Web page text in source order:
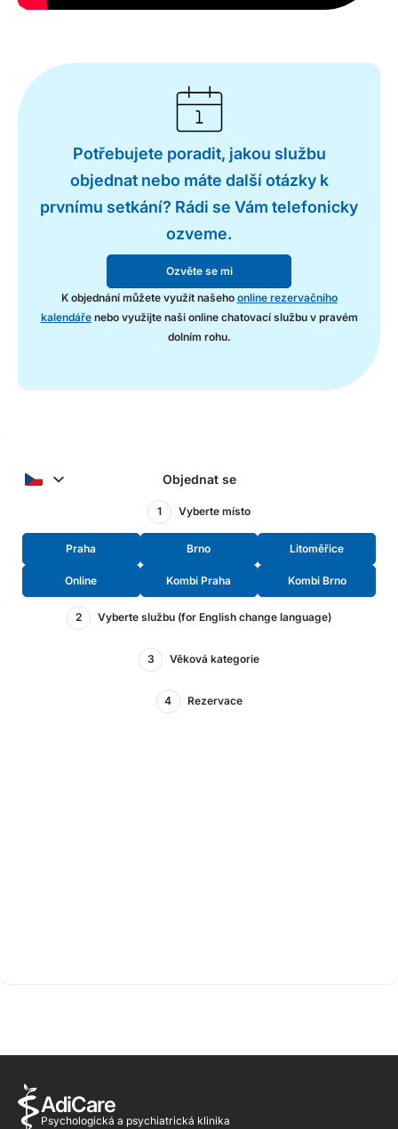
Potřebujete poradit, jakou službu
objednat nebo máte další otázky k
prvnímu setkání? Rádi se Vám telefonicky
ozveme.
Ozvěte se mi
K objednání můžete využít našeho online rezervačního
kalendářenebo využijte naši online chatovací službu v pravém
dolním rohu.
Objednat se
1 Vyberte místo
Praha Brno Litoměřice
Online Kombi Praha Kombi Brno
2 Vyberte službu (for English change language)
3 Věková kategorie
4 Rezervace
AdiCare
Psychologická a psychiatrická klinika